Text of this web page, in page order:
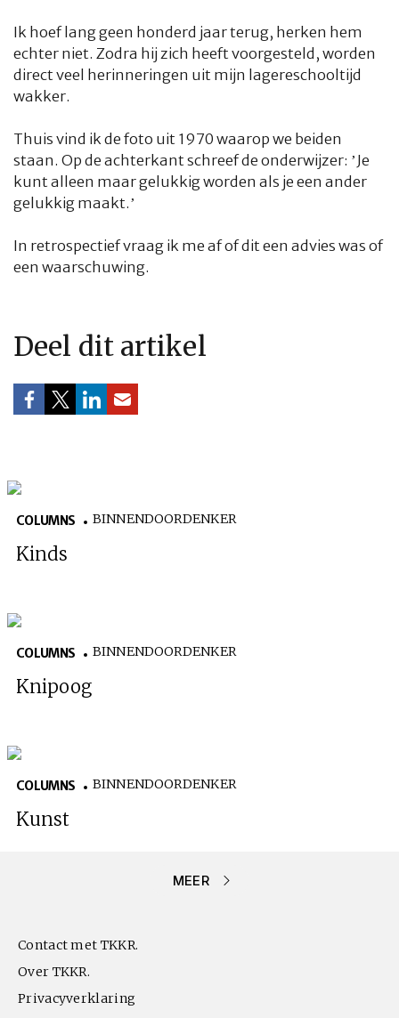
CULTUURRADIOABONNEMENT
AUTEURS
Ik hoef lang geen honderd jaar terug, herken hem
echter niet. Zodra hij zich heeft voorgesteld, worden
direct veel herinneringen uit mijn lagereschooltijd
wakker.
Thuis vind ik de foto uit 1970 waarop we beiden
staan. Op de achterkant schreef de onderwijzer: ’Je
kunt alleen maar gelukkig worden als je een ander
gelukkig maakt.’
In retrospectief vraag ik me af of dit een advies was of
een waarschuwing.
Deel dit artikel
COLUMNS BINNENDOORDENKER
Kinds
COLUMNS BINNENDOORDENKER
Knipoog
COLUMNS BINNENDOORDENKER
Kunst
MEER
Contact met TKKR.
Over TKKR.
Privacyverklaring